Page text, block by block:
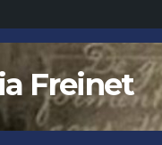
Freinet